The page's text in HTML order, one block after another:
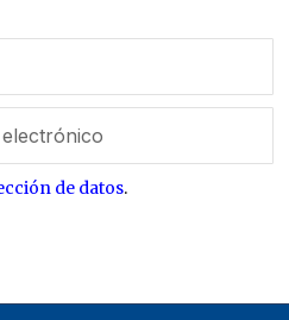
de datos.